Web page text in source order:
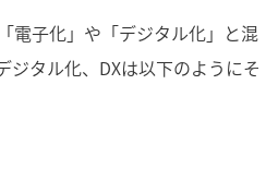
電子化」や「デジタル化」と混
タル化、DXは以下のようにそ